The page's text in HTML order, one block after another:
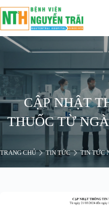
đến
phần
nội
dung
CẬP NHẬT
THUỐC TỪ
ĐẾN 15/
TRANG CHỦ TIN TỨC TIN TỨC